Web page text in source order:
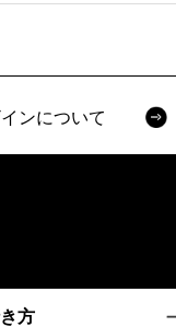
ンについて
方